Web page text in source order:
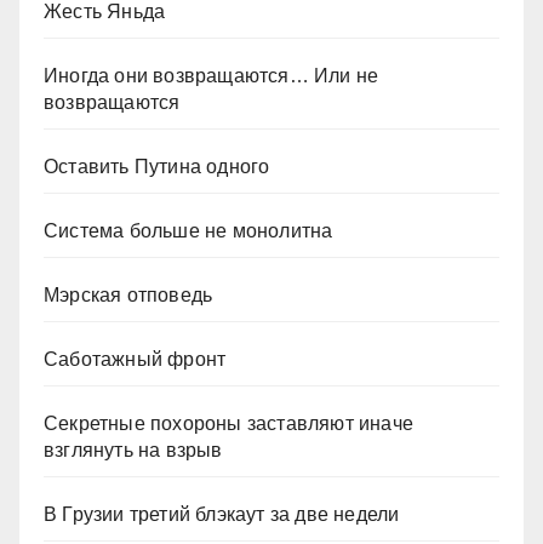
Жесть Яньда
Иногда они возвращаются… Или не
возвращаются
Оставить Путина одного
Система больше не монолитна
Мэрская отповедь
Саботажный фронт
Секретные похороны заставляют иначе
взглянуть на взрыв
В Грузии третий блэкаут за две недели